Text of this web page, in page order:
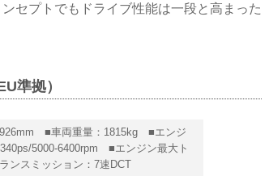
セプトでもドライブ性能は一段と高まった
準拠）
■車両重量：1815kg ■エンジ
5000-6400rpm ■エンジン最大ト
ンスミッション：7速DCT